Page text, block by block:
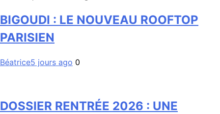
BIGOUDI : LE NOUVEAU ROOFTOP
PARISIEN
Béatrice5 jours ago 0
DOSSIER RENTRÉE 2026 : UNE